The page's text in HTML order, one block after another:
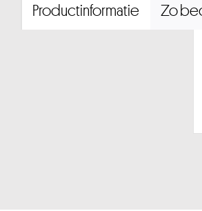
Productinformatie Zo